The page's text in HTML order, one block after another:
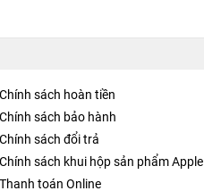
Chính sách hoàn tiền
Chính sách bảo hành
Chính sách đổi trả
Chính sách khui hộp sản phẩm Apple
Thanh toán Online